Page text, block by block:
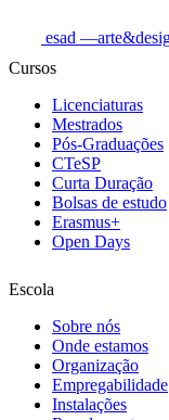
esad
Cursos
Licenciaturas
Mestrados
Pós-Graduações
CTeSP
Curta Duração
Bolsas de estudo
Erasmus+
Open Days
Escola
Sobre nós
Onde estamos
Organização
Empregabilidade
Instalações